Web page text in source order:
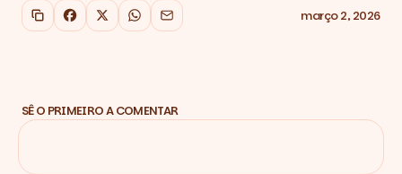
Copiar link
Facebook
X WhatsApp
Email março 2, 2026
SÊ O PRIMEIRO A COMENTAR